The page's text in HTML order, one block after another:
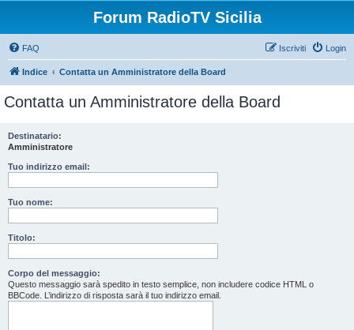
Forum RadioTV Sicilia
FAQ Login
Iscriviti
Indice Contatta un Amministratore della Board
Contatta un Amministratore della Board
Destinatario:
Amministratore
Tuo indirizzo email:
Tuo nome:
Titolo:
Corpo del messaggio:
Questo messaggio sarà spedito in testo semplice, non includere codice HTML o
BBCode. L’indirizzo di risposta sarà il tuo indirizzo email.